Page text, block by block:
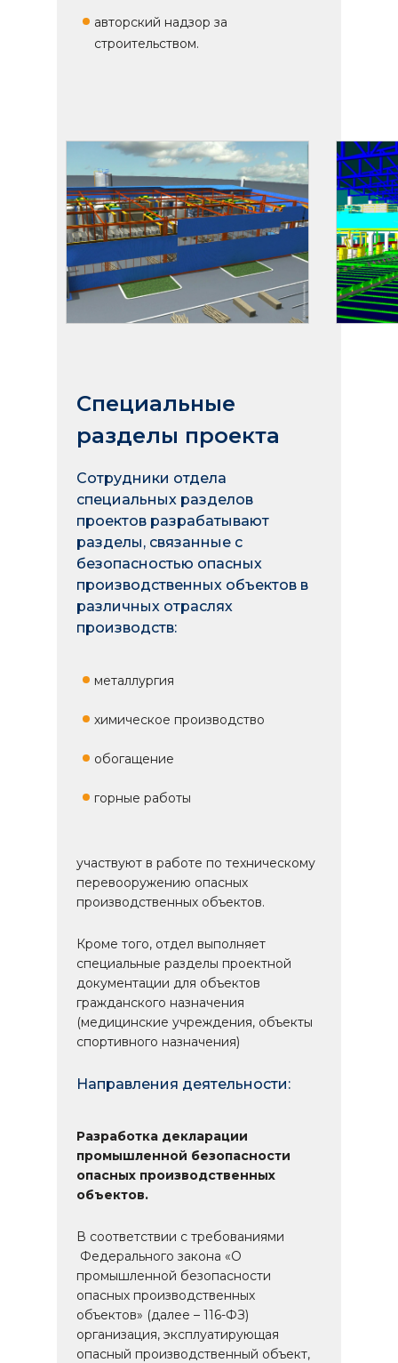
авторский надзор за
строительством.
Специальные
разделы проекта
Сотрудники отдела
специальных разделов
проектов разрабатывают
разделы, связанные с
безопасностью опасных
производственных объектов в
различных отраслях
производств:
металлургия
химическое производство
обогащение
горные работы
участвуют в работе по техническому
перевооружению опасных
производственных объектов.
Кроме того, отдел выполняет
специальные разделы проектной
документации для объектов
гражданского назначения
(медицинские учреждения, объекты
спортивного назначения)
Направления деятельности:
Разработка декларации
промышленной безопасности
опасных производственных
объектов.
В соответствии с требованиями
Федерального закона «О
промышленной безопасности
опасных производственных
объектов» (далее – 116-ФЗ)
организация, эксплуатирующая
опасный производственный объект,